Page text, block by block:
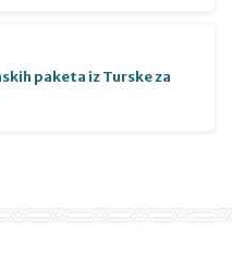
paketa iz Turske za